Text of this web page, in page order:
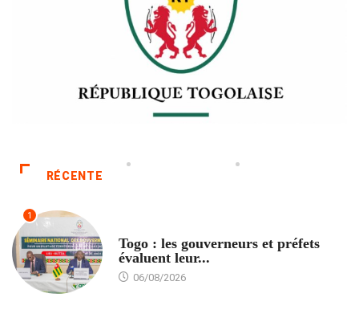
RÉCENTE
1
Togo : les gouverneurs et préfets
évaluent leur...
06/08/2026